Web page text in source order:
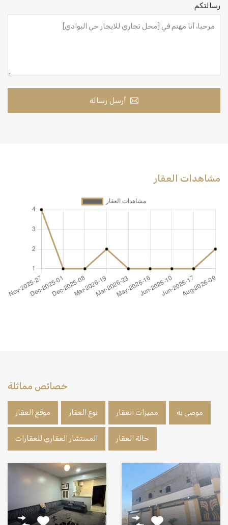
رسالتكم
أرسل رسالة
مشاهدات العقار
خصائص مماثلة
موصى به مميزات العقار نوع العقار موقع العقار
حالة العقار المستشار العقاري للعقارات